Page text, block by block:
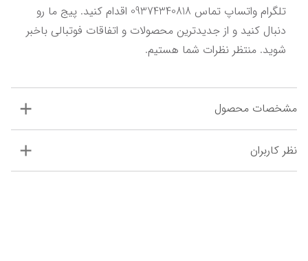
شوید. منتظر نظرات شما هستیم.
مشخصات محصول
نظر کاربران